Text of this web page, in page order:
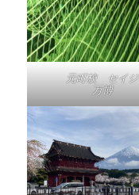
元町校 セイジ
万博